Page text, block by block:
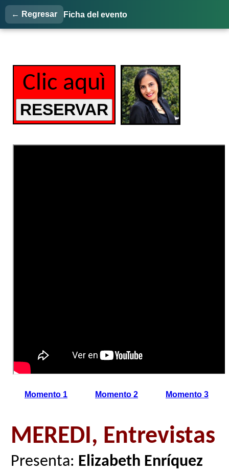
← Regresar Ficha del evento
Clic aquì
Momento 1 Momento 2 Momento 3
MEREDI, Entrevistas
Presenta: Elizabeth Enríquez